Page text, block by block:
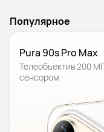
Популярное
Pura 90s Pro Max
Телеобъектив 200
сенсором